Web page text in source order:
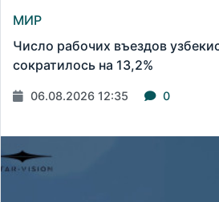
МИР
Число рабочих въездов
сократилось на 13,2%
06.08.2026 12:35 0